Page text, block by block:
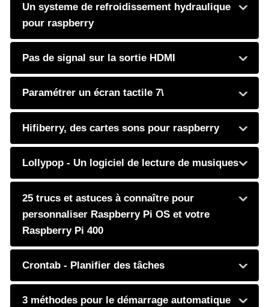
Un systeme de refroidissement hydraulique
pour raspberry
Pas de signal sur la sortie HDMI
Paramétrer un écran tactile 7\
Hifiberry, des cartes sons pour raspberry
Lollypop - Un logiciel de lecture de musiques
25 trucs et astuces à connaître pour
personnaliser Raspberry Pi OS et votre
Raspberry Pi 400
Crontab - Planifier des tâches
3 méthodes pour le démarrage automatique